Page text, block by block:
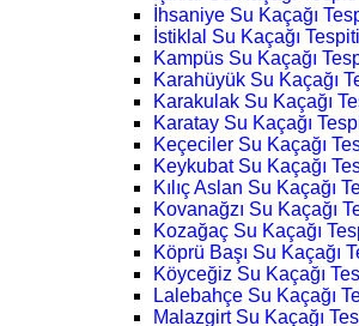
İhsaniye Su Kaçağı
İstiklal Su Kaçağı Tespiti
Kampüs Su Kaçağı
Karahüyük Su Kaçağı
Karakulak Su Kaçağı
Karatay Su Kaçağı
Keçeciler Su Kaçağı
Keykubat Su Kaçağı
Kılıç Aslan Su Kaçağı
Kovanağzı Su Kaçağı
Kozağaç Su Kaçağı
Köprü Başı Su Kaçağı
Köyceğiz Su Kaçağı
Lalebahçe Su Kaçağı
Malazgirt Su Kaçağı